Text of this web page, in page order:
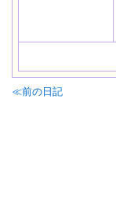
≪前の日記